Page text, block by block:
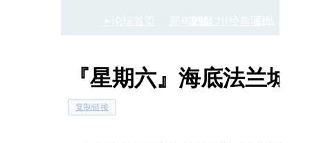
➣论坛首页 那年的魔力[经典区]
发帖 回帖
『星期六』海底法兰城
复制链接